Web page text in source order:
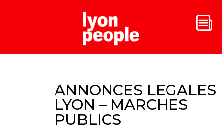
ANNONCES LEGALES
LYON – MARCHES
PUBLICS